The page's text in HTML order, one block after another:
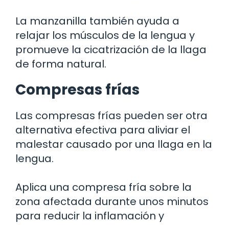
La manzanilla también ayuda a
relajar los músculos de la lengua y
promueve la cicatrización de la llaga
de forma natural.
Compresas frías
Las compresas frías pueden ser otra
alternativa efectiva para aliviar el
malestar causado por una llaga en la
lengua.
Aplica una compresa fría sobre la
zona afectada durante unos minutos
para reducir la inflamación y